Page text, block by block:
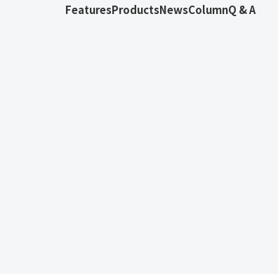
FeaturesProductsNewsColumnQ & A